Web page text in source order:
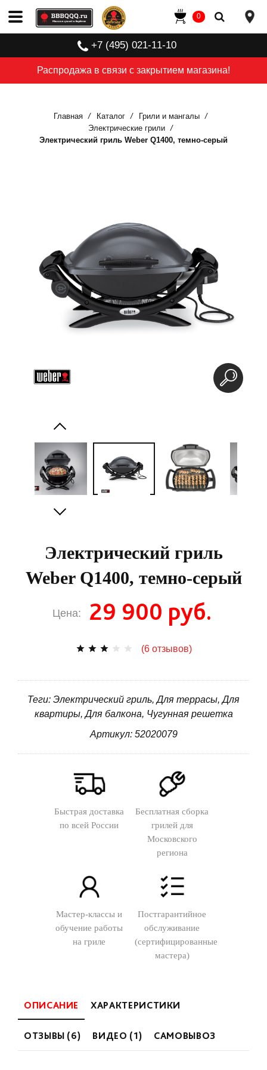
Распродажа в связи с закрытием магазина!
+7 (495) 021-11-10
0
Главная Каталог
Грили и мангалы
Электрические грили
Электрический гриль Weber Q1400, темно-серый
Электрический гриль
Weber Q1400, темно-серый
Цена: 29 900 руб.
(6 отзывов)
Теги: Электрический гриль, Для террасы, Для
квартиры, Для балкона, Чугунная решетка
Артикул: 52020079
Быстрая доставка
по всей России
Бесплатная сборка
грилей для
Московского
региона
Мастер-классы и
обучение работы
на гриле
Постгарантийное
обслуживание
(сертифицированные
мастера)
ОПИСАНИЕ ХАРАКТЕРИСТИКИ
ОТЗЫВЫ (6) ВИДЕО (1) САМОВЫВОЗ